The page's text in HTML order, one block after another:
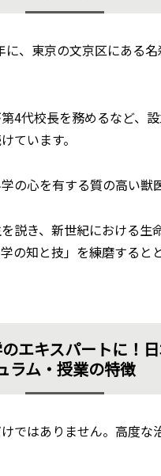
、東京の文京区にある
4代校長を務めるなど、
ています。
の心を有する質の高い獣
説き、新世紀における生
の知と技」を練磨する
エキスパートに！
ラム・授業の特徴
ではありません。高度